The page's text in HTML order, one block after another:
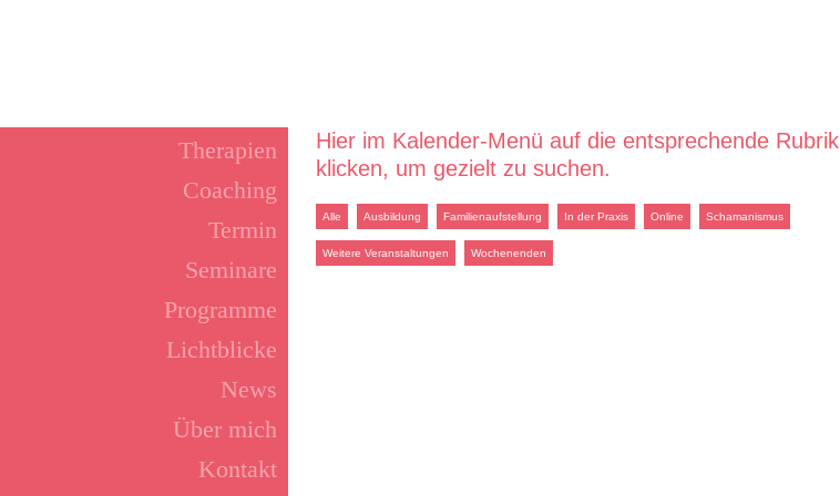
Therapien
Coaching
Termin
Seminare
Programme
Lichtblicke
News
Über mich
Kontakt
Hier im Kalender-Menü auf die entsprechende Rubrik
klicken, um gezielt zu suchen.
Alle Ausbildung Familienaufstellung In der Praxis Online Schamanismus
Weitere Veranstaltungen Wochenenden